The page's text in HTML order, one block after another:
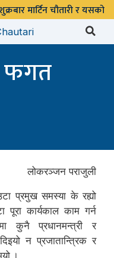
फगत
लोकरञ्जन पराजुली
प्रमुख समस्या के रह्यो
कार्यकाल काम गर्न
कुनै प्रधानमन्त्री र
न प्रजातान्त्रिक र
।